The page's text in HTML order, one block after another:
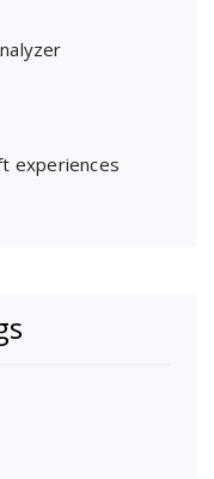
experiences